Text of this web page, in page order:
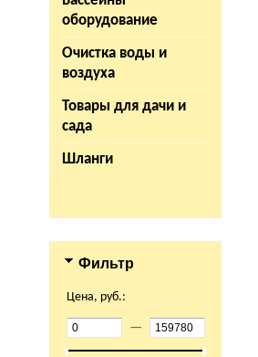
оборудование
Очистка воды и
воздуха
Товары для дачи и
сада
Шланги
Фильтр
Цена, руб.:
—